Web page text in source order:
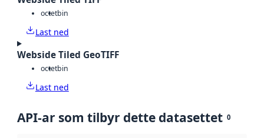
octetbin
Last ned
Webside Tiled GeoTIFF
octetbin
Last ned
API-ar som tilbyr dette datasettet 0